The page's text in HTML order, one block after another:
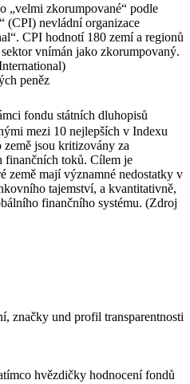
„velmi zkorumpované“ podle
(CPI) nevládní organizace
CPI hodnotí 180 zemí a regionů
vnímán jako zkorumpovaný.
peněz
fondu státních dluhopisů
mezi 10 nejlepších v Indexu
jsou kritizovány za
finančních toků. Cílem je
země mají významné nedostatky v
tajemství, a kvantitativně,
finančního systému. (Zdroj
značky und profil transparentnosti
hvězdičky hodnocení fondů